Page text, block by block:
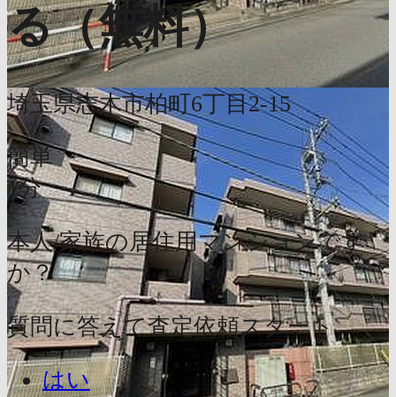
る（無料）
埼玉県志木市柏町6丁目2-15
簡単
1分
本人/家族の居住用マンションです
か？
質問に答えて査定依頼スタート
はい